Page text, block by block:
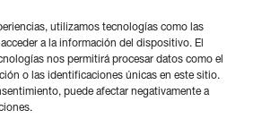
utilizamos tecnologías como las
a la información del dispositivo. El
nos permitirá procesar datos como el
o las identificaciones únicas en este sitio.
puede afectar negativamente a
Seguir
Seguir
Seguir